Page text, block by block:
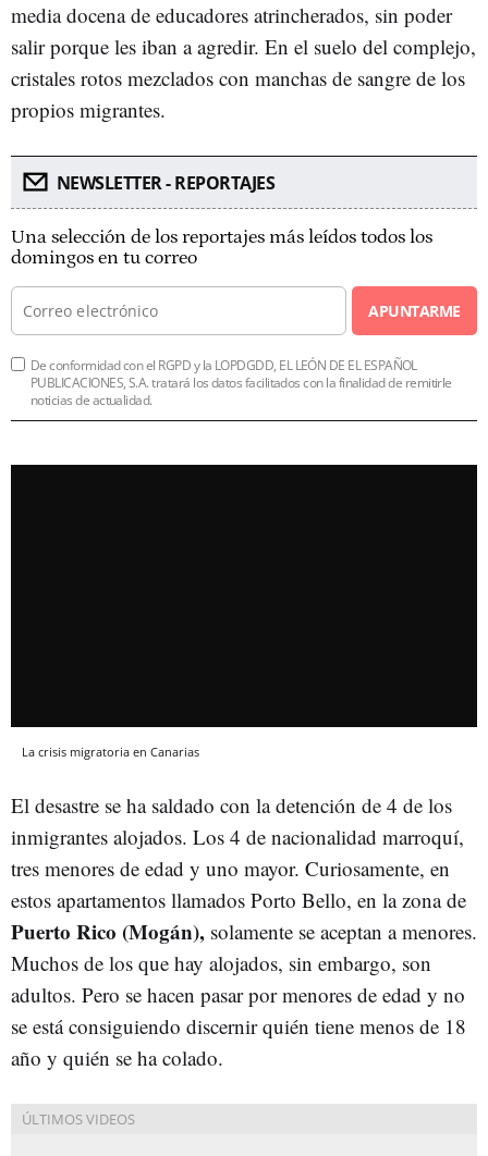
media docena de educadores atrincherados, sin poder
salir porque les iban a agredir. En el suelo del complejo,
cristales rotos mezclados con manchas de sangre de los
propios migrantes.
NEWSLETTER - REPORTAJES
Una selección de los reportajes más leídos todos los
domingos en tu correo
APUNTARME
De conformidad con el RGPD y la LOPDGDD, EL LEÓN DE EL ESPAÑOL
PUBLICACIONES, S.A. tratará los datos facilitados con la finalidad de remitirle
noticias de actualidad.
La crisis migratoria en Canarias
El desastre se ha saldado con la detención de 4 de los
inmigrantes alojados. Los 4 de nacionalidad marroquí,
tres menores de edad y uno mayor. Curiosamente, en
estos apartamentos llamados Porto Bello, en la zona de
Puerto Rico (Mogán), solamente se aceptan a menores.
Muchos de los que hay alojados, sin embargo, son
adultos. Pero se hacen pasar por menores de edad y no
se está consiguiendo discernir quién tiene menos de 18
año y quién se ha colado.